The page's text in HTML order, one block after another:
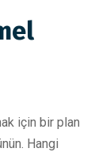
için bir plan
Hangi